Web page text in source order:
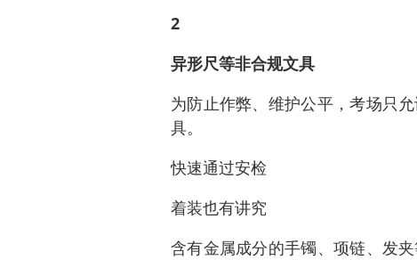
2
异形尺等非合规文具
为防止作弊、维护公平，考场只
具。
快速通过安检
着装也有讲究
含有金属成分的手镯、项链、发